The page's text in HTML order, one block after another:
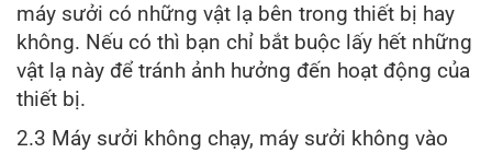
máy sưởi có những vật lạ bên trong thiết bị hay
không. Nếu có thì bạn chỉ bắt buộc lấy hết những
vật lạ này để tránh ảnh hưởng đến hoạt động của
thiết bị.
2.3 Máy sưởi không chạy, máy sưởi không vào